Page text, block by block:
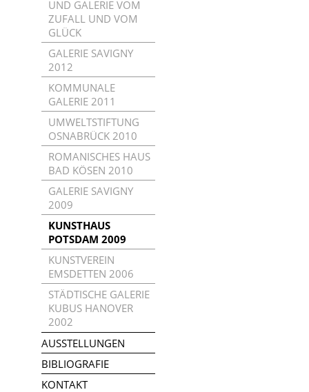
UND GALERIE VOM
ZUFALL UND VOM
GLÜCK
GALERIE SAVIGNY
2012
KOMMUNALE
GALERIE 2011
UMWELTSTIFTUNG
OSNABRÜCK 2010
ROMANISCHES HAUS
BAD KÖSEN 2010
GALERIE SAVIGNY
2009
KUNSTHAUS
POTSDAM 2009
KUNSTVEREIN
EMSDETTEN 2006
STÄDTISCHE GALERIE
KUBUS HANOVER
2002
AUSSTELLUNGEN
BIBLIOGRAFIE
KONTAKT